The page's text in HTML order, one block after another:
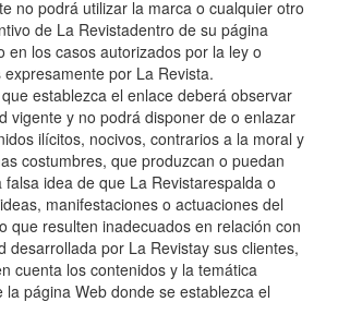
no podrá utilizar la marca o cualquier otro
de La Revistadentro de su página
en los casos autorizados por la ley o
expresamente por La Revista.
establezca el enlace deberá observar
vigente y no podrá disponer de o enlazar
ilícitos, nocivos, contrarios a la moral y
costumbres, que produzcan o puedan
falsa idea de que La Revistarespalda o
manifestaciones o actuaciones del
que resulten inadecuados en relación con
desarrollada por La Revistay sus clientes,
cuenta los contenidos y la temática
la página Web donde se establezca el